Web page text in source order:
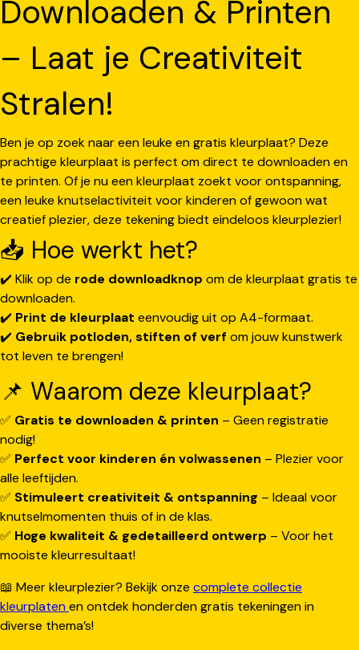
Downloaden & Printen
– Laat je Creativiteit
Stralen!
Ben je op zoek naar een leuke en gratis kleurplaat? Deze
prachtige kleurplaat is perfect om direct te downloaden en
te printen. Of je nu een kleurplaat zoekt voor ontspanning,
een leuke knutselactiviteit voor kinderen of gewoon wat
creatief plezier, deze tekening biedt eindeloos kleurplezier!
📥 Hoe werkt het?
✔️ Klik op de rode downloadknop om de kleurplaat gratis te
downloaden.
✔️ Print de kleurplaat eenvoudig uit op A4-formaat.
✔️ Gebruik potloden, stiften of verf om jouw kunstwerk
tot leven te brengen!
📌 Waarom deze kleurplaat?
✅ Gratis te downloaden & printen – Geen registratie
nodig!
✅ Perfect voor kinderen én volwassenen – Plezier voor
alle leeftijden.
✅ Stimuleert creativiteit & ontspanning – Ideaal voor
knutselmomenten thuis of in de klas.
✅ Hoge kwaliteit & gedetailleerd ontwerp – Voor het
mooiste kleurresultaat!
📖 Meer kleurplezier? Bekijk onze complete collectie
kleurplatenen ontdek honderden gratis tekeningen in
diverse thema’s!